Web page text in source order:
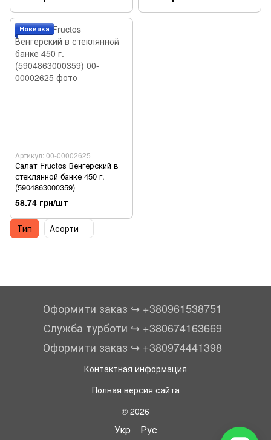
Новинка
Артикул: 00-00002625
Салат Fructos Венгерский в
стеклянной банке 450 г.
(5904863000359)
58.74 грн/шт
Тип Асорти
Оформити заказ ↪︎ +380961538751
Служба турботи ↪︎ +380674163669
Оформити заказ ↪︎ +380974441398
Контактная информация
Полная версия сайта
© 2026
Укр Рус